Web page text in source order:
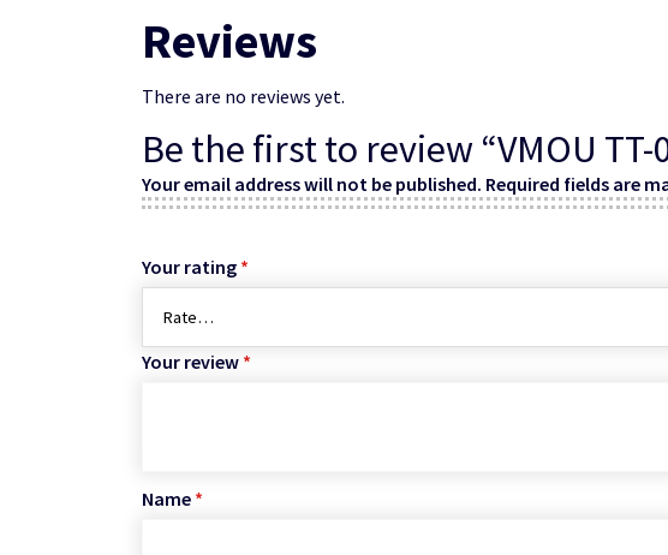
Reviews
There are no reviews yet.
Be the first to review “VMOU
Your email address will not be published. Required fields are
Your rating *
Your review *
Name *